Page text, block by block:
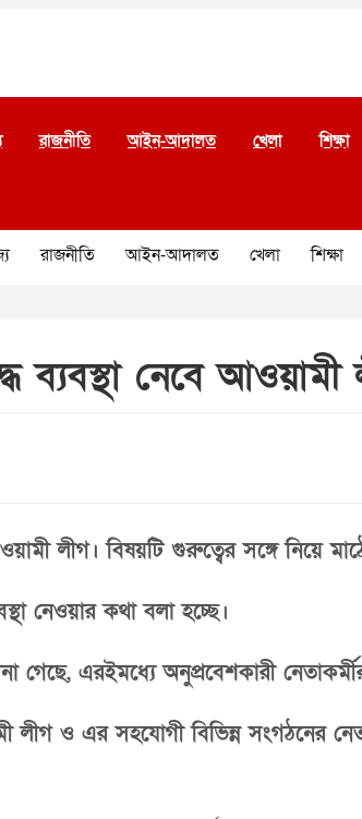
রাজনীতি আইন-আদালত খেলা শিক্ষা
রাজনীতি আইন-আদালত খেলা শিক্ষা
ব্যবস্থা নেবে আওয়ামী
লীগ। বিষয়টি গুরুত্বের সঙ্গে নিয়ে
নেওয়ার কথা বলা হচ্ছে।
গেছে, এরইমধ্যে অনুপ্রবেশকারী
লীগ ও এর সহযোগী বিভিন্ন সংগঠনের